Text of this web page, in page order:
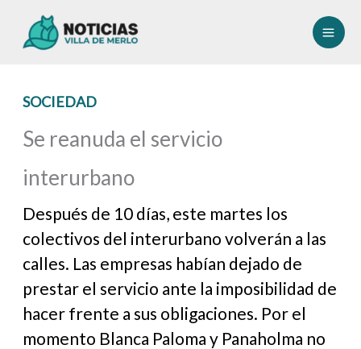
SOCIEDAD
Se reanuda el servicio
interurbano
Después de 10 días, este martes los
colectivos del interurbano volverán a las
calles. Las empresas habían dejado de
prestar el servicio ante la imposibilidad de
hacer frente a sus obligaciones. Por el
momento Blanca Paloma y Panaholma no